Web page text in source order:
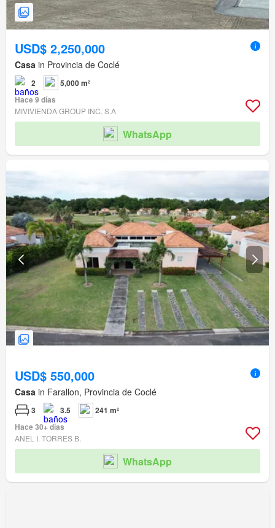
USD$ 2,250,000
Casa in Provincia de Coclé
2
5,000 m²
Hace 9 días
MIVIVIENDA GROUP INC. S.A
WhatsApp
USD$ 550,000
Casa in Farallon, Provincia de Coclé
3 3.5
241 m²
Hace 30+ días
ANEL I. TORRES B.
WhatsApp